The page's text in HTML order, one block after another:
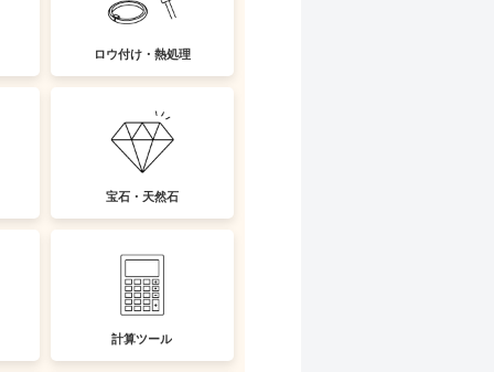
ロウ付け・熱処理
宝石・天然石
計算ツール